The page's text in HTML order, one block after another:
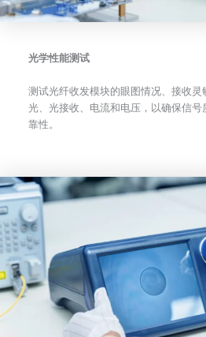
光学性能测试
测试光纤收发模块的眼图情况、接收
光、光接收、电流和电压，以确保信
靠性。